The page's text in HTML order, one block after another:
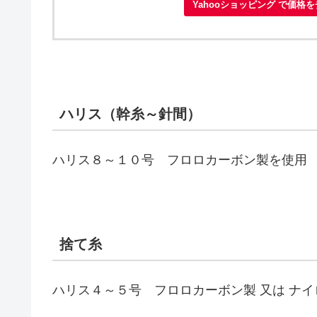
Yahooショッピング で価格を
ハリス（幹糸～針間）
ハリス８～１０号 フロロカーボン製を使用
捨て糸
ハリス４～５号 フロロカーボン製 又は ナイ